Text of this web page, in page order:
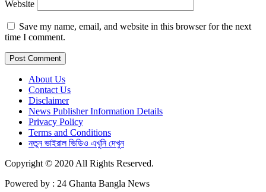
Website
Save my name, email, and website in this browser for the next
time I comment.
About Us
Contact Us
Disclaimer
News Publisher Information Details
Privacy Policy
Terms and Conditions
নতুন ভাইরাল ভিডিও এখুনি দেখুন
Copyright © 2020 All Rights Reserved.
Powered by : 24 Ghanta Bangla News